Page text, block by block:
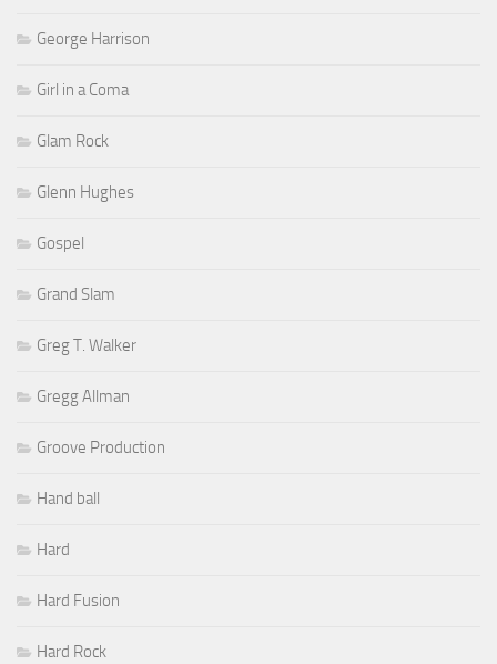
George Harrison
Girl in a Coma
Glam Rock
Glenn Hughes
Gospel
Grand Slam
Greg T. Walker
Gregg Allman
Groove Production
Hand ball
Hard
Hard Fusion
Hard Rock